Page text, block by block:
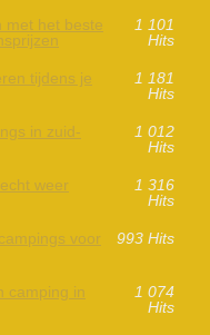
met het beste
1 101
Hits
tijdens je
1 181
Hits
in zuid-
1 012
Hits
weer
1 316
Hits
voor
993 Hits
camping in
1 074
Hits